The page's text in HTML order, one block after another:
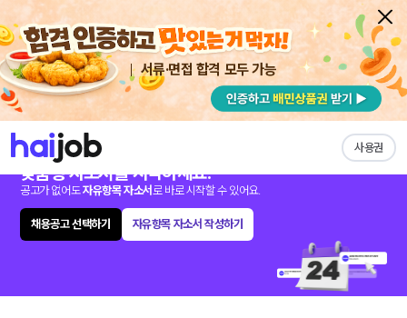
서류·면접 합격 모두 가능
사용권
채용공고 자소서 자유항목 자소서 내 작성목록
채용공고 계속 업데이트 중
채용공고를 선택
맞춤형 자소서를 시작하세요.
공고가 없어도자유항목 자소서 로 바로 시작할 수 있어요.
채용공고 선택하기 자유항목 자소서 작성하기